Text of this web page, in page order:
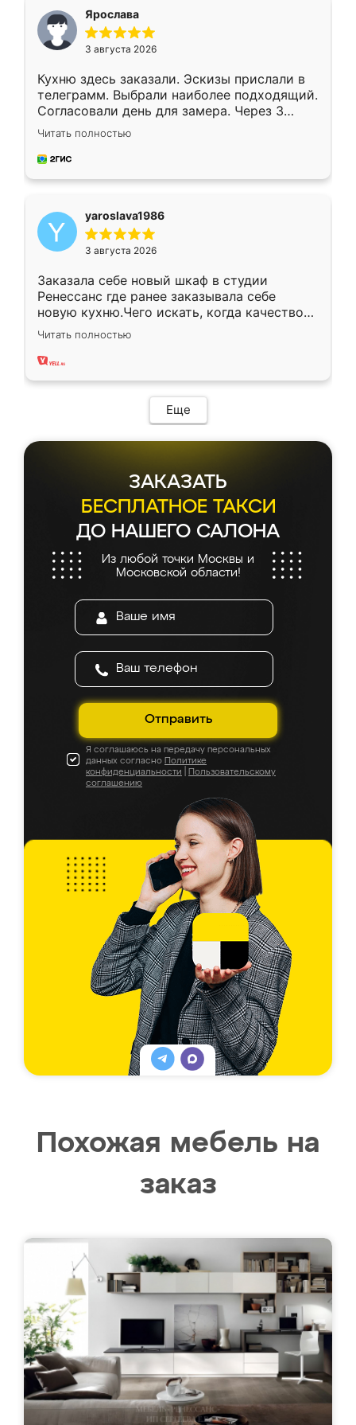
Ярослава
3 августа 2026
Кухню здесь заказали. Эскизы прислали в
телеграмм. Выбрали наиболее подходящий.
Согласовали день для замера. Через 3
недели кухня была уже готова. Остались
довольны работой. Спасибо Ренессанс
мебель за качественную работу!
Читать полностью
yaroslava1986
3 августа 2026
Заказала себе новый шкаф в студии
Ренессанс где ранее заказывала себе
новую кухню.Чего искать, когда качеством
вполне довольна. Служит кухня уже почти
два года, нареканий нет.
Читать полностью
Еще
ЗАКАЗАТЬ
БЕСПЛАТНОЕ ТАКСИ
ДО НАШЕГО САЛОНА
Из любой точки Москвы и
Московской области!
Отправить
Я соглашаюсь на передачу персональных
данных согласно Политике
конфиденциальности
Пользовательскому
соглашению
Похожая мебель на
заказ